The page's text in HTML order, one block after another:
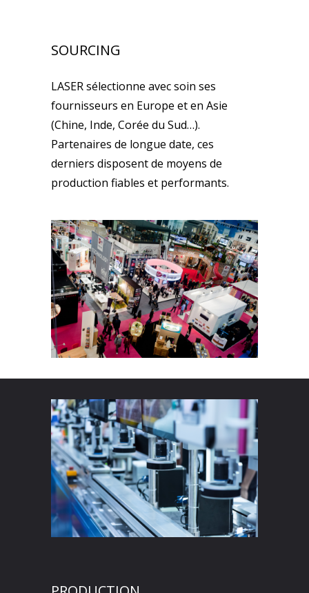
SOURCING
LASER sélectionne avec soin ses
fournisseurs en Europe et en Asie
(Chine, Inde, Corée du Sud…).
Partenaires de longue date, ces
derniers disposent de moyens de
production fiables et performants.